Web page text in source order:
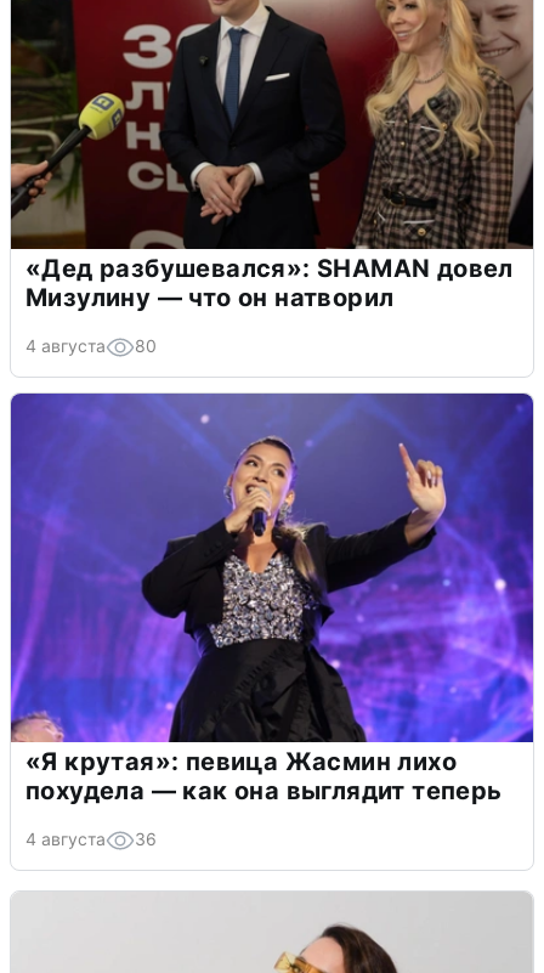
«Дед разбушевался»: SHAMAN довел
Мизулину — что он натворил
4 августа 80
«Я крутая»: певица Жасмин лихо
похудела — как она выглядит теперь
4 августа 36